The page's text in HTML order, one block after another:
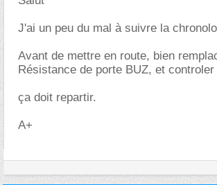
J'ai un peu du mal à suivre la
Avant de mettre en route, bien
Résistance de porte BUZ, et
ça doit repartir.
A+